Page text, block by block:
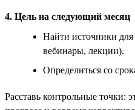
4. Цель на следующий месяц
Найти источники для
вебинары, лекции).
Определиться со
Расставь контрольные точки: